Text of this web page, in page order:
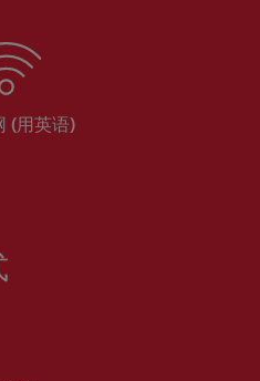
(用英语)